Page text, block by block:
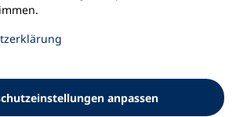
anpassen
teilen und andere begeistern?
an der Volkshochschule! Ob
Planung, Organisation und
Bildung lebendig und werde Teil